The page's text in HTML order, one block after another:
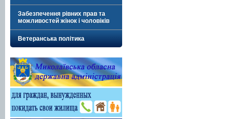
Забезпечення рівних прав та
можливостей жінок і чоловіків
Ветеранська політика